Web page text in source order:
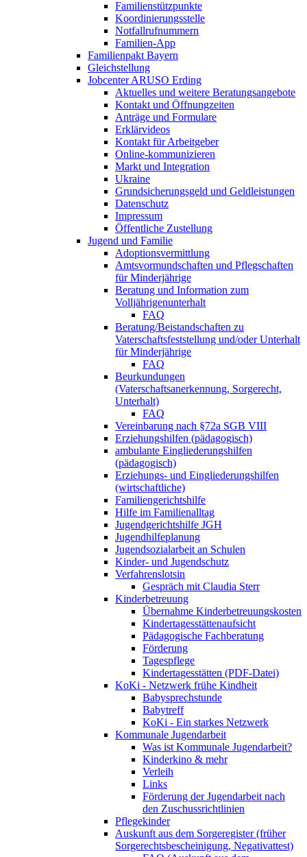
Familienstützpunkte
Koordinierungsstelle
Notfallrufnummern
Familien-App
Familienpakt Bayern
Gleichstellung
Jobcenter ARUSO Erding
Aktuelles und weitere Beratungsangebote
Kontakt und Öffnungzeiten
Anträge und Formulare
Erklärvideos
Kontakt für Arbeitgeber
Online-kommunizieren
Markt und Integration
Ukraine
Grundsicherungsgeld und Geldleistungen
Datenschutz
Impressum
Öffentliche Zustellung
Jugend und Familie
Adoptionsvermittlung
Amtsvormundschaften und Pflegschaften
für Minderjährige
Beratung und Information zum
Volljährigenunterhalt
FAQ
Beratung/Beistandschaften zu
Vaterschaftsfeststellung und/oder Unterhalt
für Minderjährige
FAQ
Beurkundungen
(Vaterschaftsanerkennung, Sorgerecht,
Unterhalt)
FAQ
Vereinbarung nach §72a SGB VIII
Erziehungshilfen (pädagogisch)
ambulante Eingliederungshilfen
(pädagogisch)
Erziehungs- und Eingliederungshilfen
(wirtschaftliche)
Familiengerichtshilfe
Hilfe im Familienalltag
Jugendgerichtshilfe JGH
Jugendhilfeplanung
Jugendsozialarbeit an Schulen
Kinder- und Jugendschutz
Verfahrenslotsin
Gespräch mit Claudia Sterr
Kinderbetreuung
Übernahme Kinderbetreuungskosten
Kindertagesstättenaufsicht
Pädagogische Fachberatung
Förderung
Tagespflege
Kindertagesstätten (PDF-Datei)
KoKi - Netzwerk frühe Kindheit
Babysprechstunde
Babytreff
KoKi - Ein starkes Netzwerk
Kommunale Jugendarbeit
Was ist Kommunale Jugendarbeit?
Kinderkino & mehr
Verleih
Links
Förderung der Jugendarbeit nach
den Zuschussrichtlinien
Pflegekinder
Auskunft aus dem Sorgeregister (früher
Sorgerechtsbescheinigung, Negativattest)